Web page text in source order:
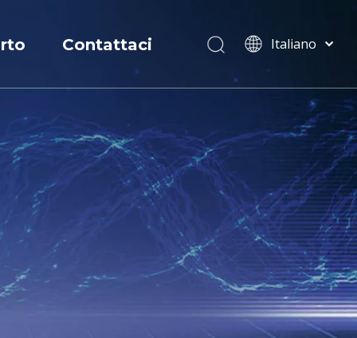
e sviluppo
Contattaci Italiano
ไทย
Tiếng Việt
Português
Español
Pусский
Français
العربية
简体中文
English